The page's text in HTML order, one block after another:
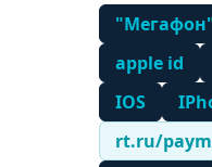
apple id
IOS
rt.ru/